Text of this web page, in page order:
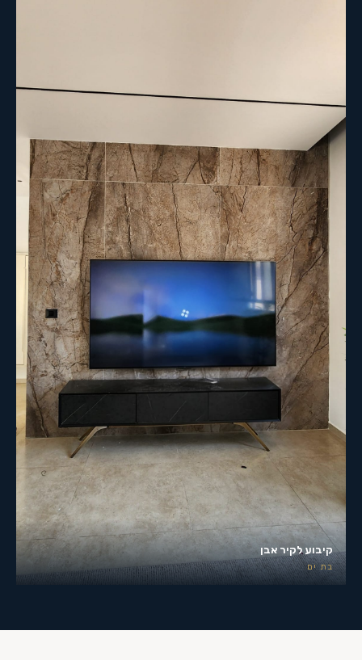
קיבוע לקיר אבן
בת ים